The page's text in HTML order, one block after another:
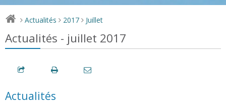
> Actualités > 2017 > Juillet
Actualités - juillet 2017
Actualités